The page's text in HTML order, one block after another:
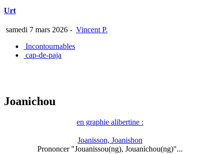
Urt
samedi 7 mars 2026 - Vincent P.
Incontournables
cap-de-paja
Joanichou
en graphie alibertine :
Joanisson, Joanishon
Prononcer "Jouanissou(ng), Jouanichou(ng)"...